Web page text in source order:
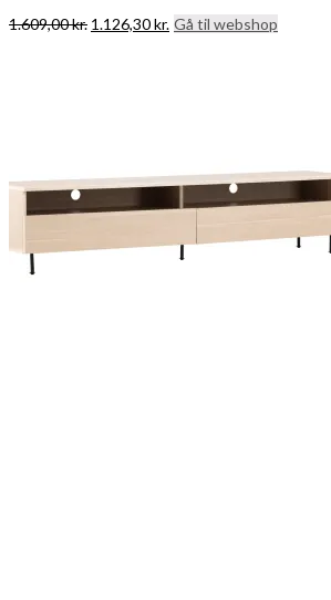
1.609,00kr. Den
1.126,30kr. Den
Gå til webshop